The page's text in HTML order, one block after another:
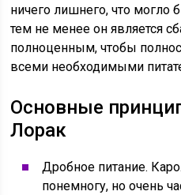
ничего лишнего, что могло
тем не менее он является
полноценным, чтобы
всеми необходимыми
Основные
Лорак
Дробное питание.
понемногу, но очень